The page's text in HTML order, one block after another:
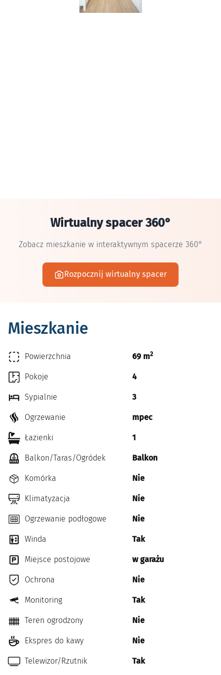
Wirtualny spacer 360°
Zobacz mieszkanie w interaktywnym spacerze 360°
Rozpocznij wirtualny spacer
Mieszkanie
Powierzchnia 69 m2
Pokoje 4
Sypialnie 3
Ogrzewanie mpec
Łazienki 1
Balkon/Taras/Ogródek Balkon
Komórka Nie
Klimatyzacja Nie
Ogrzewanie podłogowe Nie
Winda Tak
Miejsce postojowe w garażu
Ochrona Nie
Monitoring Tak
Teren ogrodzony Nie
Ekspres do kawy Nie
Telewizor/Rzutnik Tak